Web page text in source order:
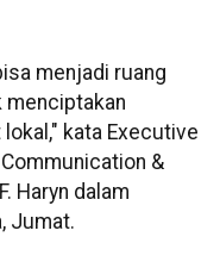
menjadi ruang
menciptakan
kata Executive
&
Haryn dalam
Jumat.